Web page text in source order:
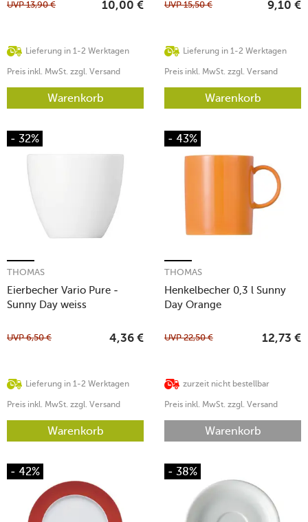
Lieferung in 1-2 Werktagen
UVP13,90 € 10,00 €
Preis inkl. MwSt. zzgl. Versand
Warenkorb
Lieferung in 1-2 Werktagen
UVP15,50 € 9,10 €
Preis inkl. MwSt. zzgl. Versand
Warenkorb
- 32%
Eierbecher Vario Pure -
Sunny Day weiss
THOMAS
Lieferung in 1-2 Werktagen
UVP6,50 € 4,36 €
Preis inkl. MwSt. zzgl. Versand
Warenkorb
- 43%
Henkelbecher 0,3 l Sunny
Day Orange
THOMAS
zurzeit nicht bestellbar
UVP22,50 € 12,73 €
Preis inkl. MwSt. zzgl. Versand
Warenkorb
- 42% - 38%